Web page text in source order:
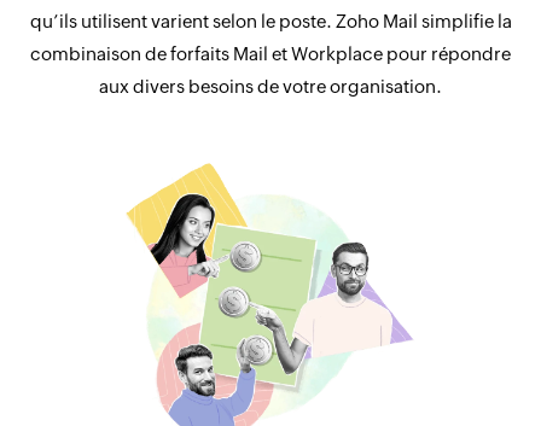
qu’ils utilisent varient selon le poste. Zoho Mail simplifie la
combinaison de forfaits Mail et Workplace pour répondre
aux divers besoins de votre organisation.